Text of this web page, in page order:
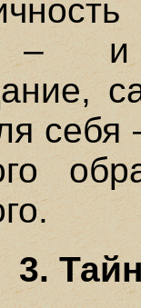
– и
себя
3.